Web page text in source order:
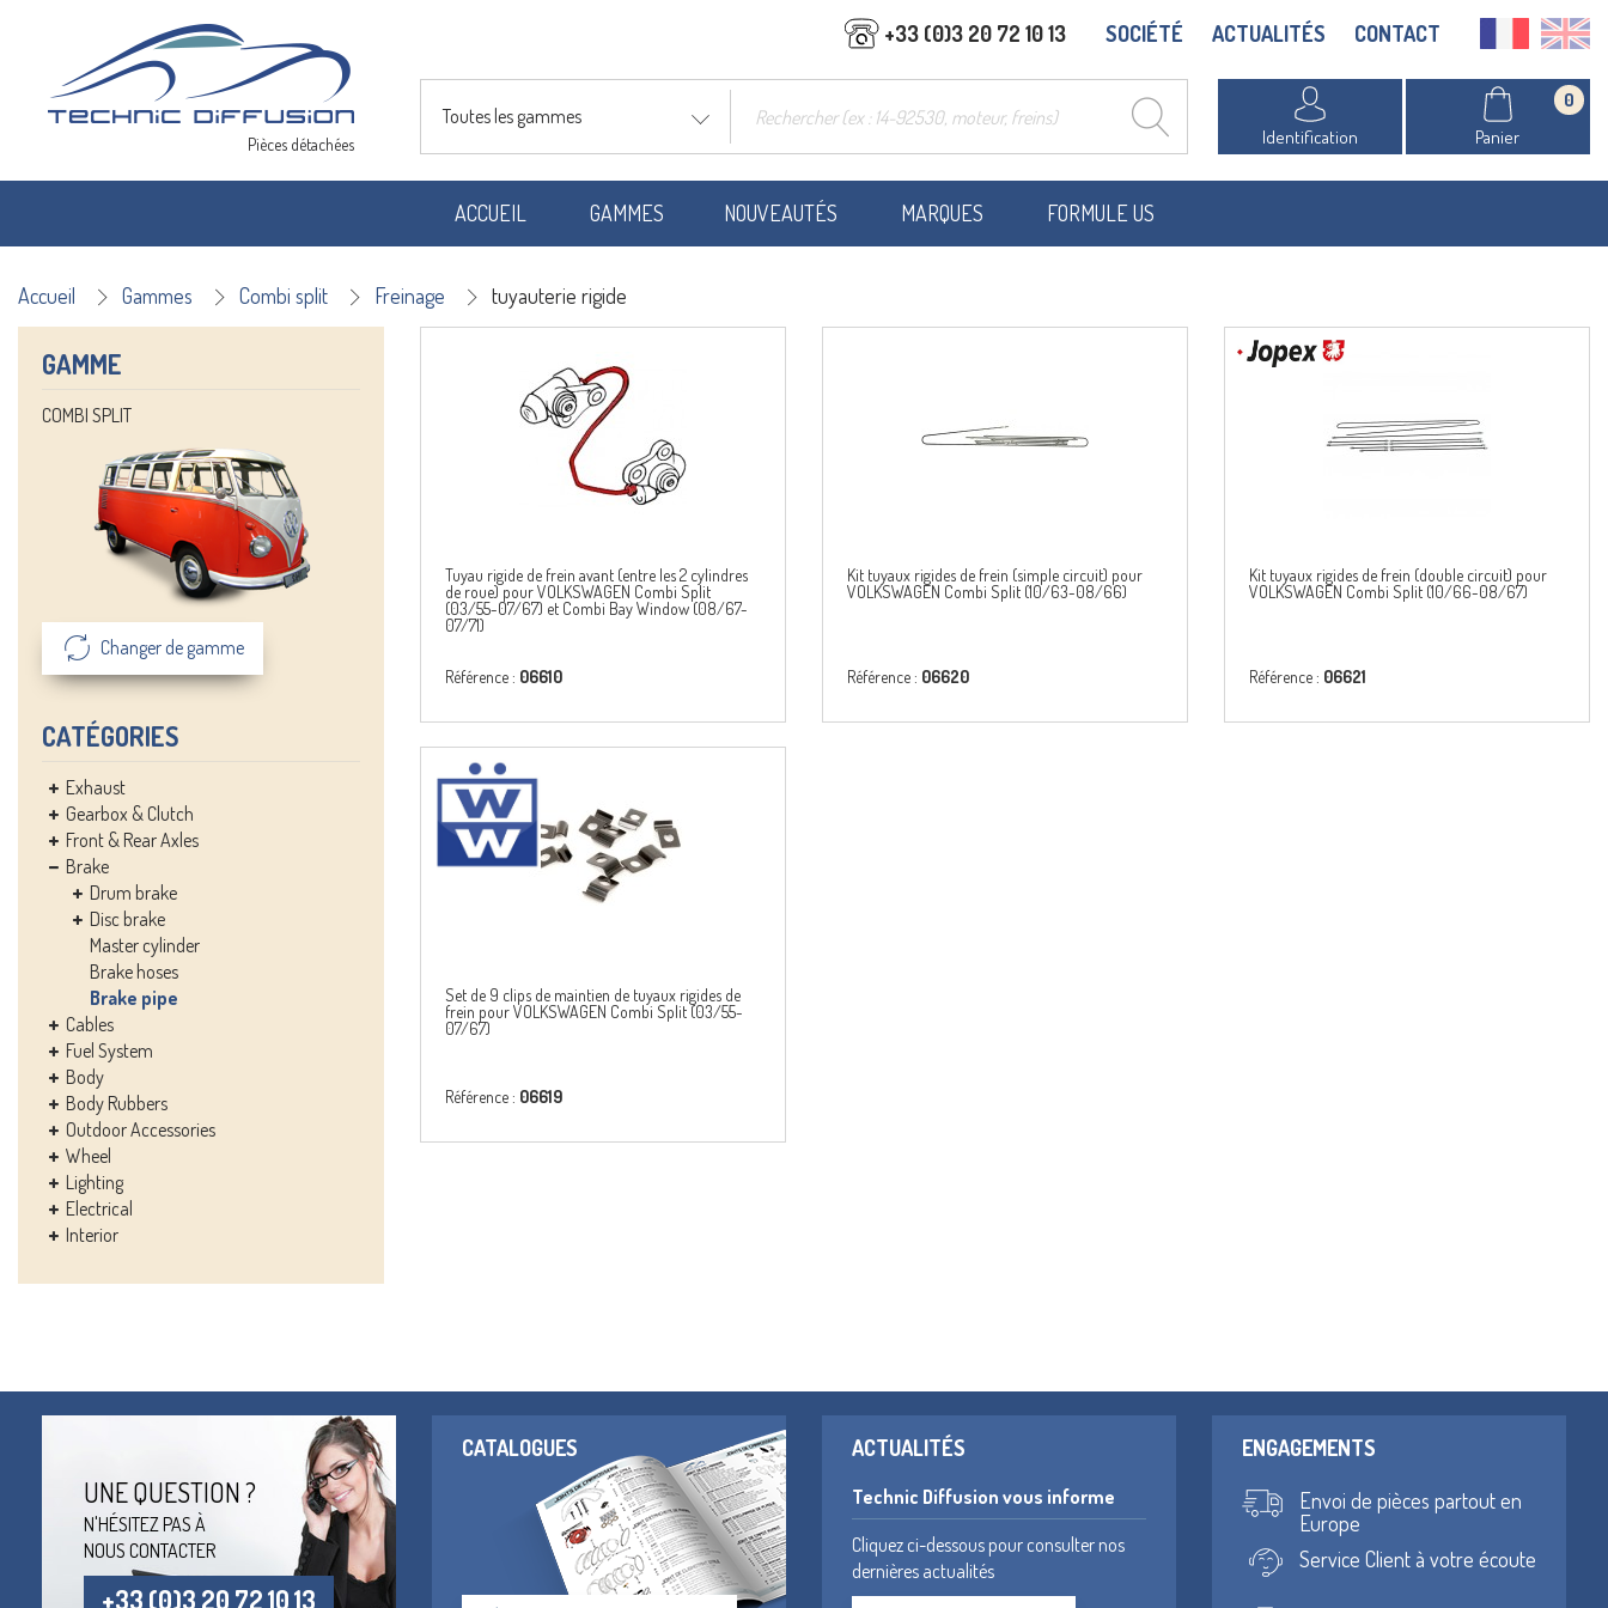
Pièces détachées
+33 (0)3 20 72 10 13 SOCIÉTÉ ACTUALITÉS CONTACT
Toutes les gammes
Identification Panier
0
ACCUEIL GAMMES NOUVEAUTÉS MARQUES FORMULE US
Accueil Gammes Combi split Freinage tuyauterie rigide
GAMME
COMBI SPLIT
Changer de gamme
CATÉGORIES
Exhaust
Gearbox & Clutch
Front & Rear Axles
Brake
Drum brake
Disc brake
Master cylinder
Brake hoses
Brake pipe
Cables
Fuel System
Body
Body Rubbers
Outdoor Accessories
Wheel
Lighting
Electrical
Interior
Tuyau rigide de frein avant (entre les 2 cylindres
de roue) pour VOLKSWAGEN Combi Split
(03/55-07/67) et Combi Bay Window (08/67-
07/71)
Référence : 06610
Kit tuyaux rigides de frein (simple circuit) pour
VOLKSWAGEN Combi Split (10/63-08/66)
Référence : 06620
Kit tuyaux rigides de frein (double circuit) pour
VOLKSWAGEN Combi Split (10/66-08/67)
Référence : 06621
Set de 9 clips de maintien de tuyaux rigides de
frein pour VOLKSWAGEN Combi Split (03/55-
07/67)
Référence : 06619
UNE QUESTION ?
N'HÉSITEZ PAS À
NOUS CONTACTER
+33 (0)3 20 72 10 13
CATALOGUES ACTUALITÉS
Technic Diffusion vous informe
Cliquez ci-dessous pour consulter nos
dernières actualités
ENGAGEMENTS
Envoi de pièces partout en
Europe
Service Client à votre écoute